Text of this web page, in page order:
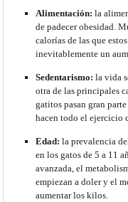
Alimentación: la
de padecer obesidad.
calorías de las que
inevitablemente un
Sedentarismo: la vida
otra de las principales
gatitos pasan gran
hacen todo el ejercicio
Edad: la prevalencia
en los gatos de 5 a 11
avanzada, el
empiezan a doler y el
aumentar los kilos.